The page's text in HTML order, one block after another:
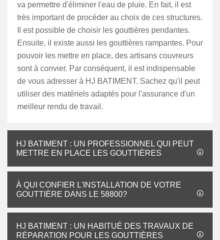
va permettre d'éliminer l'eau de pluie. En fait, il est
très important de procéder au choix de ces structures.
Il est possible de choisir les gouttières pendantes.
Ensuite, il existe aussi les gouttières rampantes. Pour
pouvoir les mettre en place, des artisans couvreurs
sont à convier. Par conséquent, il est indispensable
de vous adresser à HJ BATIMENT. Sachez qu'il peut
utiliser des matériels adaptés pour l'assurance d'un
meilleur rendu de travail.
HJ BATIMENT : UN PROFESSIONNEL QUI PEUT
METTRE EN PLACE LES GOUTTIÈRES
À QUI CONFIER L'INSTALLATION DE VOTRE
GOUTTIÈRE DANS LE 58800?
HJ BATIMENT : UN HABITUÉ DES TRAVAUX DE
RÉPARATION POUR LES GOUTTIÈRES